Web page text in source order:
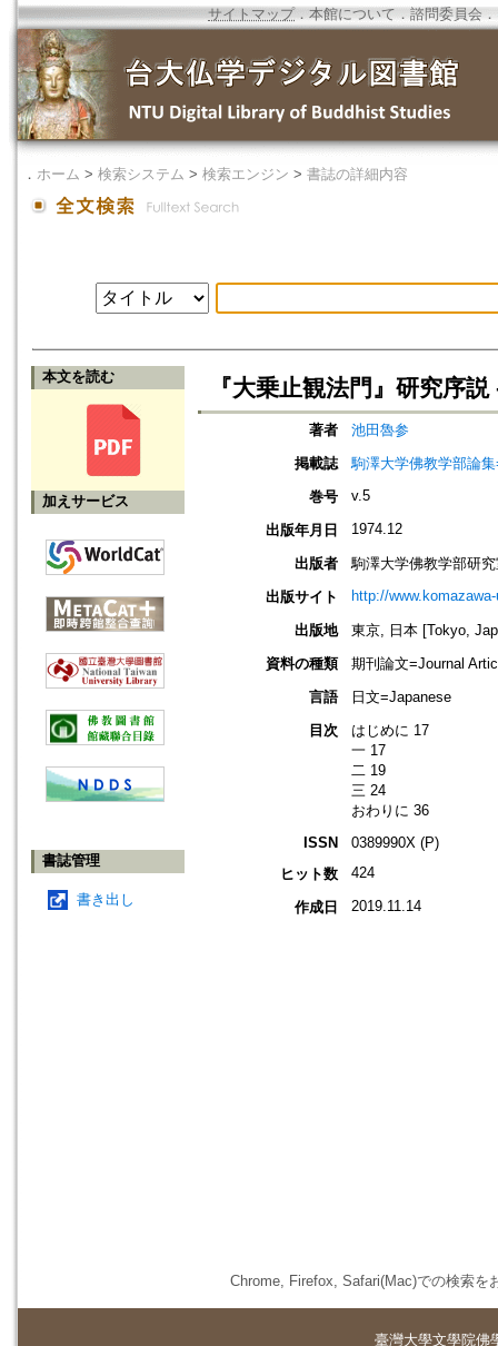
サイトマップ．本館について ． 諮問委員会 ．
． ホーム > 検索システム > 検索エンジン > 書誌の詳細内容
本文を読む
加えサービス
書誌管理
書き出し
『大乗止観法門』研究序説
著者
池田魯参
掲載誌
駒澤大学佛教学部論
巻号
v.5
出版年月日 1974.12
出版者
駒澤大学佛教学部研
出版サイト
http://
出版地
東京, 日本 [Tokyo,
資料の種類
期刊論文=Journal
言語
日文=Japanese
目次
はじめに 17
一 17
二 19
三 24
おわりに 36
ISSN
0389990X (P)
ヒット数
424
作成日 2019.11.14
Chrome, Firefox, Safari(Mac)での検索を
臺灣大學文學院佛